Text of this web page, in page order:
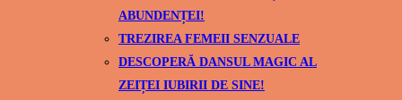
ABUNDENȚEI!
TREZIREA FEMEII SENZUALE
DESCOPERĂ DANSUL MAGIC AL
ZEIȚEI IUBIRII DE SINE!